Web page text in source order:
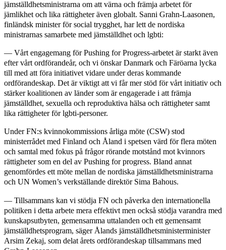
jämställdhetsministrarna om att värna och främja arbetet för
jämlikhet och lika rättigheter även globalt. Sanni Grahn-Laasonen,
finländsk minister för social trygghet, har lett de nordiska
ministrarnas samarbete med jämställdhet och lgbti:
— Vårt engagemang för Pushing for Progress-arbetet är starkt även
efter vårt ordförandeår, och vi önskar Danmark och Färöarna lycka
till med att föra initiativet vidare under deras kommande
ordförandeskap. Det är viktigt att vi får mer stöd för vårt initiativ och
stärker koalitionen av länder som är engagerade i att främja
jämställdhet, sexuella och reproduktiva hälsa och rättigheter samt
lika rättigheter för lgbti-personer.
Under FN:s kvinnokommissions årliga möte (CSW) stod
ministerrådet med Finland och Åland i spetsen värd för flera möten
och samtal med fokus på frågor rörande motstånd mot kvinnors
rättigheter som en del av Pushing for progress. Bland annat
genomfördes ett möte mellan de nordiska jämställdhetsministrarna
och UN Women’s verkställande direktör Sima Bahous.
— Tillsammans kan vi stödja FN och påverka den internationella
politiken i detta arbete mera effektivt men också stödja varandra med
kunskapsutbyten, gemensamma uttalanden och ett gemensamt
jämställdhetsprogram, säger Ålands jämställdhetsministerminister
Arsim Zekaj, som delat årets ordförandeskap tillsammans med